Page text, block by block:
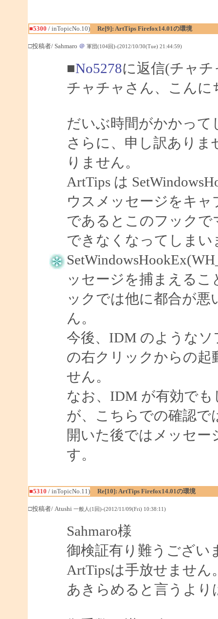
■5300 / inTopicNo.10) Re[9]: ArtTips Firefox14.01の環境
□投稿者/ Sahmaro ＠ 軍団(104回)-(2012/10/30(Tue) 21:44:59)
■No5278に返信(チャ
チャチャさん、こんに
だいぶ時間がかかっ
さらに、申し訳あり
りません。
ArtTips は
ウスメッセージをキ
であるとこのフック
できなくなってしまい
ッセージを捕まえる
ックでは他に都合が
ん。
今後、IDM のような
の右クリックからの起
せん。
なお、IDM が有効で
が、こちらでの確認で
開いた後ではメッセ
す。
■5310 / inTopicNo.11) Re[10]: ArtTips Firefox14.01の環境
□投稿者/ Atushi 一般人(1回)-(2012/11/09(Fri) 10:38:11)
Sahmaro様
御検証有り難うござい
ArtTipsは手放せませ
あきらめると言うよ